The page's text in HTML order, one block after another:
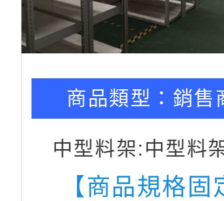
商品類型： 銷售
中型料架:中型料
【商品規格固